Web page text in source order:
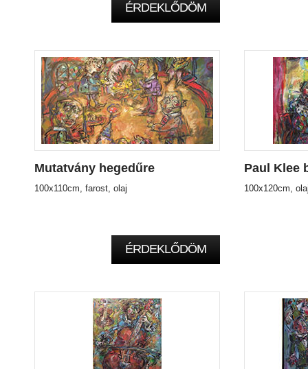
ÉRDEKLŐDÖM
Mutatvány hegedűre
100x110cm, farost, olaj
ÉRDEKLŐDÖM
Paul Klee
100x120cm,